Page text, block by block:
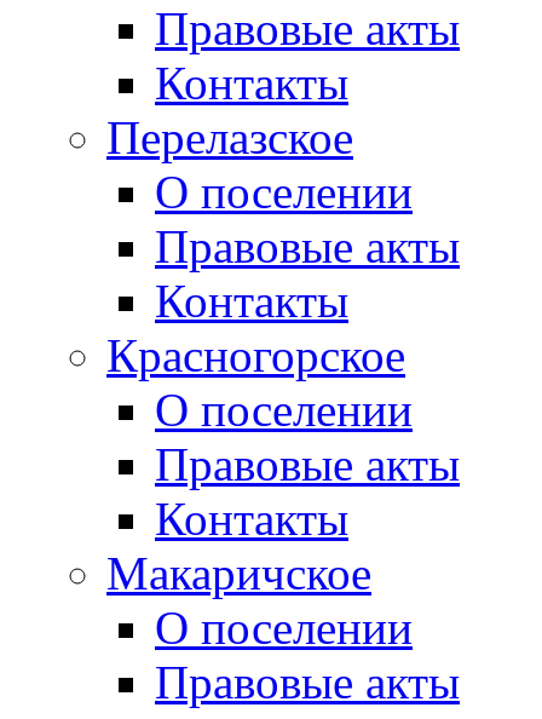
Правовые акты
Контакты
Перелазское
О поселении
Правовые акты
Контакты
Красногорское
О поселении
Правовые акты
Контакты
Макаричское
О поселении
Правовые акты